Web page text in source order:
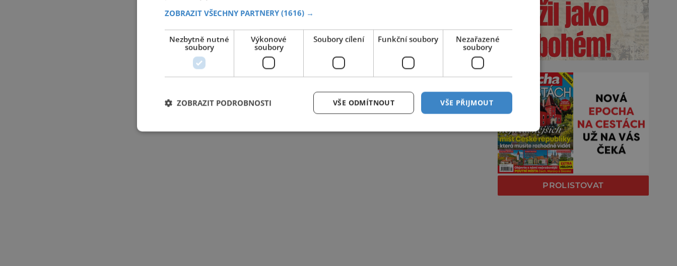
PROLISTOVAT
ZOBRAZIT VŠECHNY PARTNERY (1616) →
Nezbytně nutné
soubory
Výkonové
soubory
Soubory cílení Funkční soubory
Nezařazené
soubory
VŠE PŘIJMOUT
VŠE ODMÍTNOUT
ZOBRAZIT PODROBNOSTI